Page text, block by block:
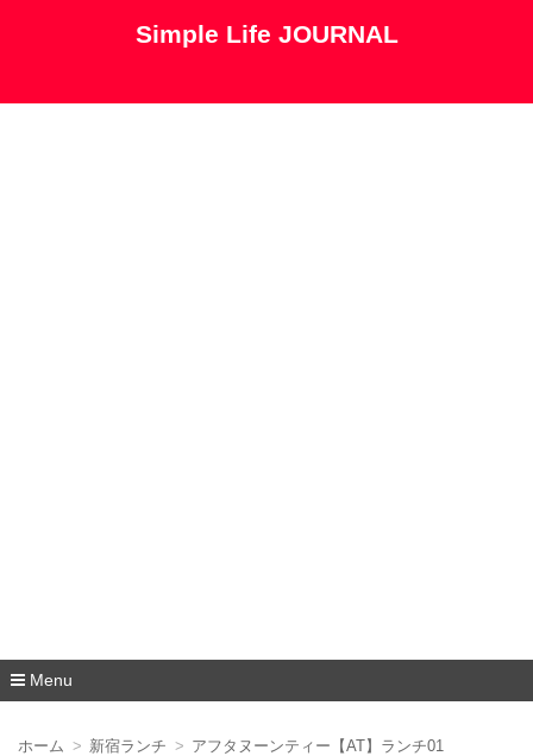
Simple Life JOURNAL
Menu
ホーム 新宿ランチ アフタヌーンティー【AT】ランチ01